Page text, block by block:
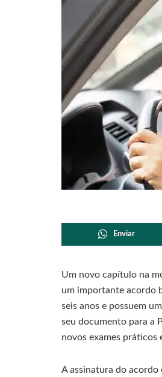
Enviar
Um novo capítulo na
um importante acordo
seis anos e possuem
seu documento para a
novos exames práticos
A assinatura do acordo